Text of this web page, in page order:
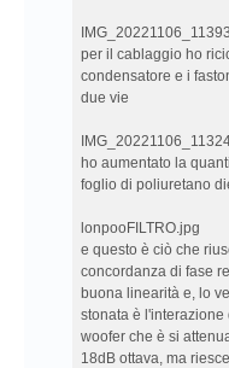
per il cablaggio ho
condensatore e i
due vie
ho aumentato la
foglio di poliuretano
lonpooFILTRO.jpg
e questo è ciò che
concordanza di fase
buona linearità e, lo
stonata è l'interazione
woofer che è si
18dB ottava, ma